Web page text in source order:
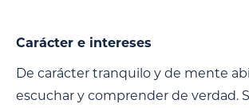
Carácter e intereses
De carácter tranquilo y de mente
escuchar y comprender de verdad.